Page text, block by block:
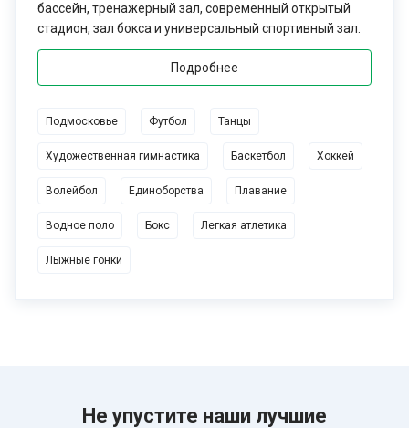
бассейн, тренажерный зал, современный открытый
стадион, зал бокса и универсальный спортивный зал.
Подробнее
Подмосковье Футбол Танцы
Художественная гимнастика Баскетбол Хоккей
Волейбол Единоборства Плавание
Водное поло Бокс Легкая атлетика
Лыжные гонки
Не упустите наши лучшие